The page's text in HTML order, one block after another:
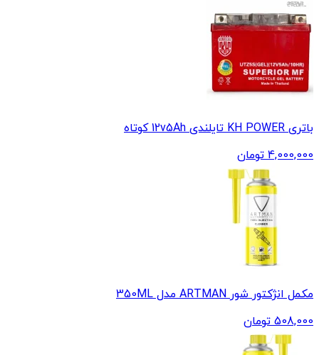
باتری KH POWER تایلندی 12v5Ah کوتاه
4,000,000 تومان
مکمل انژکتور شور ARTMAN مدل 350ML
508,000 تومان